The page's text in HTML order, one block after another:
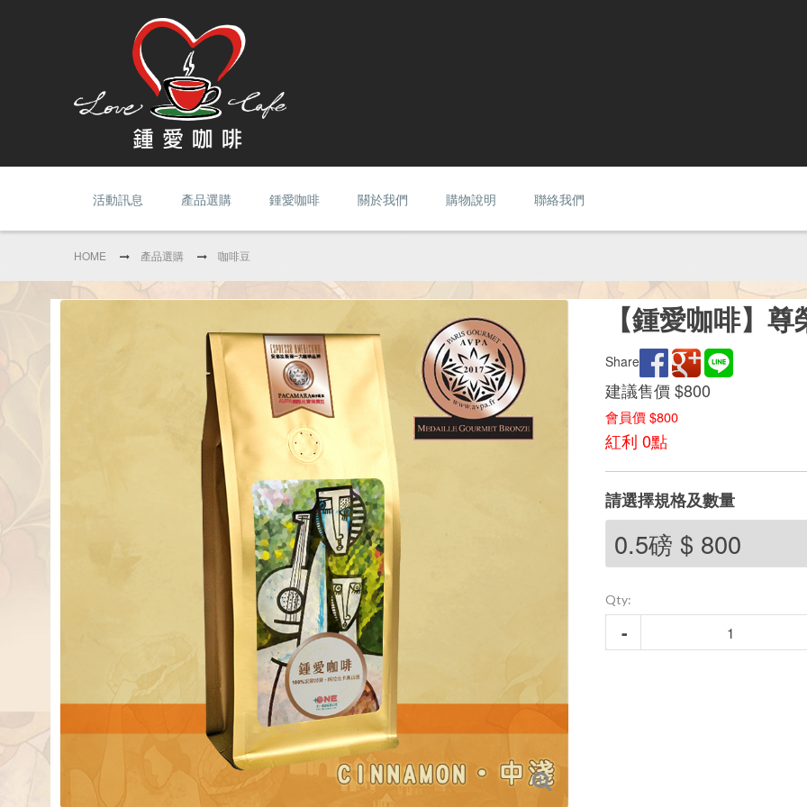
活動訊息 產品選購 鍾愛咖啡 關於我們 購物說明 聯絡我們
HOME 產品選購 咖啡豆
【鍾愛咖啡】
Share
建議售價 $800
會員價 $800
紅利 0點
請選擇規格及數量
Qty: